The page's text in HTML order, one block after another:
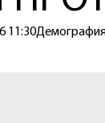
11:30